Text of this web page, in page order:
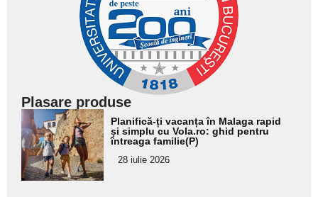
Plasare produse
Adaugă
aici textul
pentru
subtitlu
Planifică-ți vacanța în Malaga rapid
și simplu cu Vola.ro: ghid pentru
întreaga familie(P)
28 iulie 2026